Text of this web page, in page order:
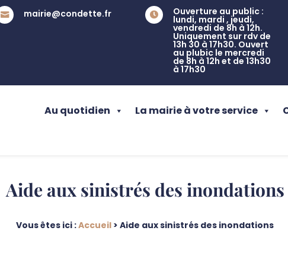
 Ouverture au public :
lundi, mardi , jeudi,
vendredi de 8h à 12h.
Uniquement sur rdv de
13h 30 à 17h30. Ouvert
au plubic le mercredi
de 8h à 12h et de 13h30
à 17h30
 mairie@condette.fr
Au quotidien La mairie à votre service
Aide aux sinistrés des inondations
Vous êtes ici :Accueil >Aide aux sinistrés des inondations